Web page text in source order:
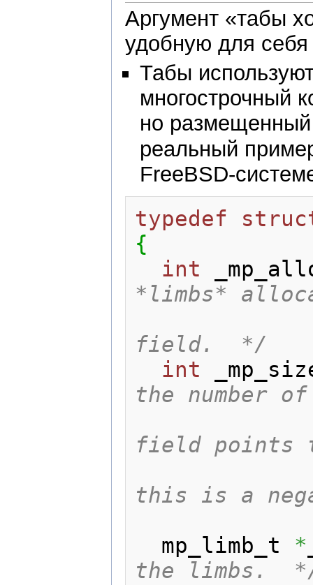
Аргумент «табы
удобную для себя
Табы
многострочный
но
реальный
FreeBSD-
typedef
{
int
*limbs*
field.  */
int
the number
field points
this is a
  mp_limb_t
*
the limbs.